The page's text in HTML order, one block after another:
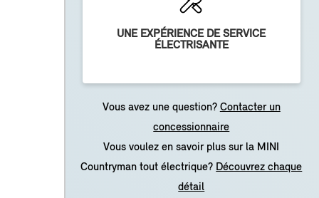
UNE EXPÉRIENCE DE SERVICE
ÉLECTRISANTE
Vous avez une question? Contacter un
concessionnaire
Vous voulez en savoir plus sur la MINI
Countryman tout électrique? Découvrez chaque
détail